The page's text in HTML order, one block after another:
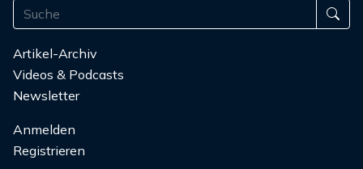
Artikel-Archiv
Videos & Podcasts
Newsletter
Anmelden
Registrieren